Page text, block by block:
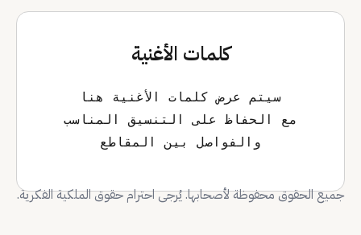
كلمات الأغنية
والفواصل بين المقاطع
جميع الحقوق محفوظة لأصحابها. يُرجى احترام حقوق الملكية الفكرية.